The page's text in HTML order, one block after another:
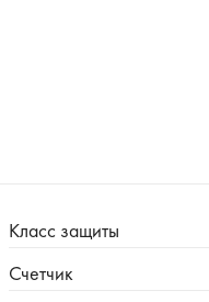
Класс защиты
Счетчик